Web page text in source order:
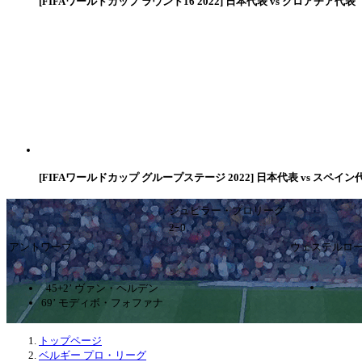
[FIFAワールドカップ グループステージ 2022] 日本代表 vs スペイン
ジュピラー・プロリーグ
2ｰ0
アントワープ
ウェステルロ
45+2’ ヴァン・ヘルデン
69’ モディボ・フォファナ
トップページ
ベルギー プロ・リーグ